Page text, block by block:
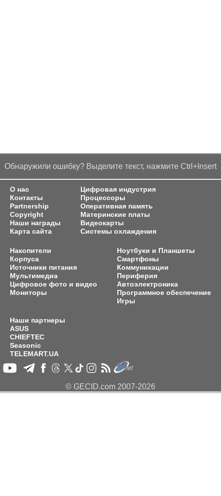
Обнаружили ошибку? Выделите текст, нажмите Ctrl+Insert
О нас
Контакты
Partnership
Copyright
Наши награды
Карта сайта
Цифровая индустрия
Процессоры
Оперативная память
Материнские платы
Видеокарты
Системы охлаждения
Накопители
Корпуса
Источники питания
Мультимедиа
Цифровое фото и видео
Мониторы
Ноутбуки и Планшеты
Смартфоны
Коммуникации
Периферия
Автоэлектроника
Программное обеспечение
Игры
Наши партнеры
ASUS
CHIEFTEC
Seasonic
TELEMART.UA
© GECID.com 2007-2026